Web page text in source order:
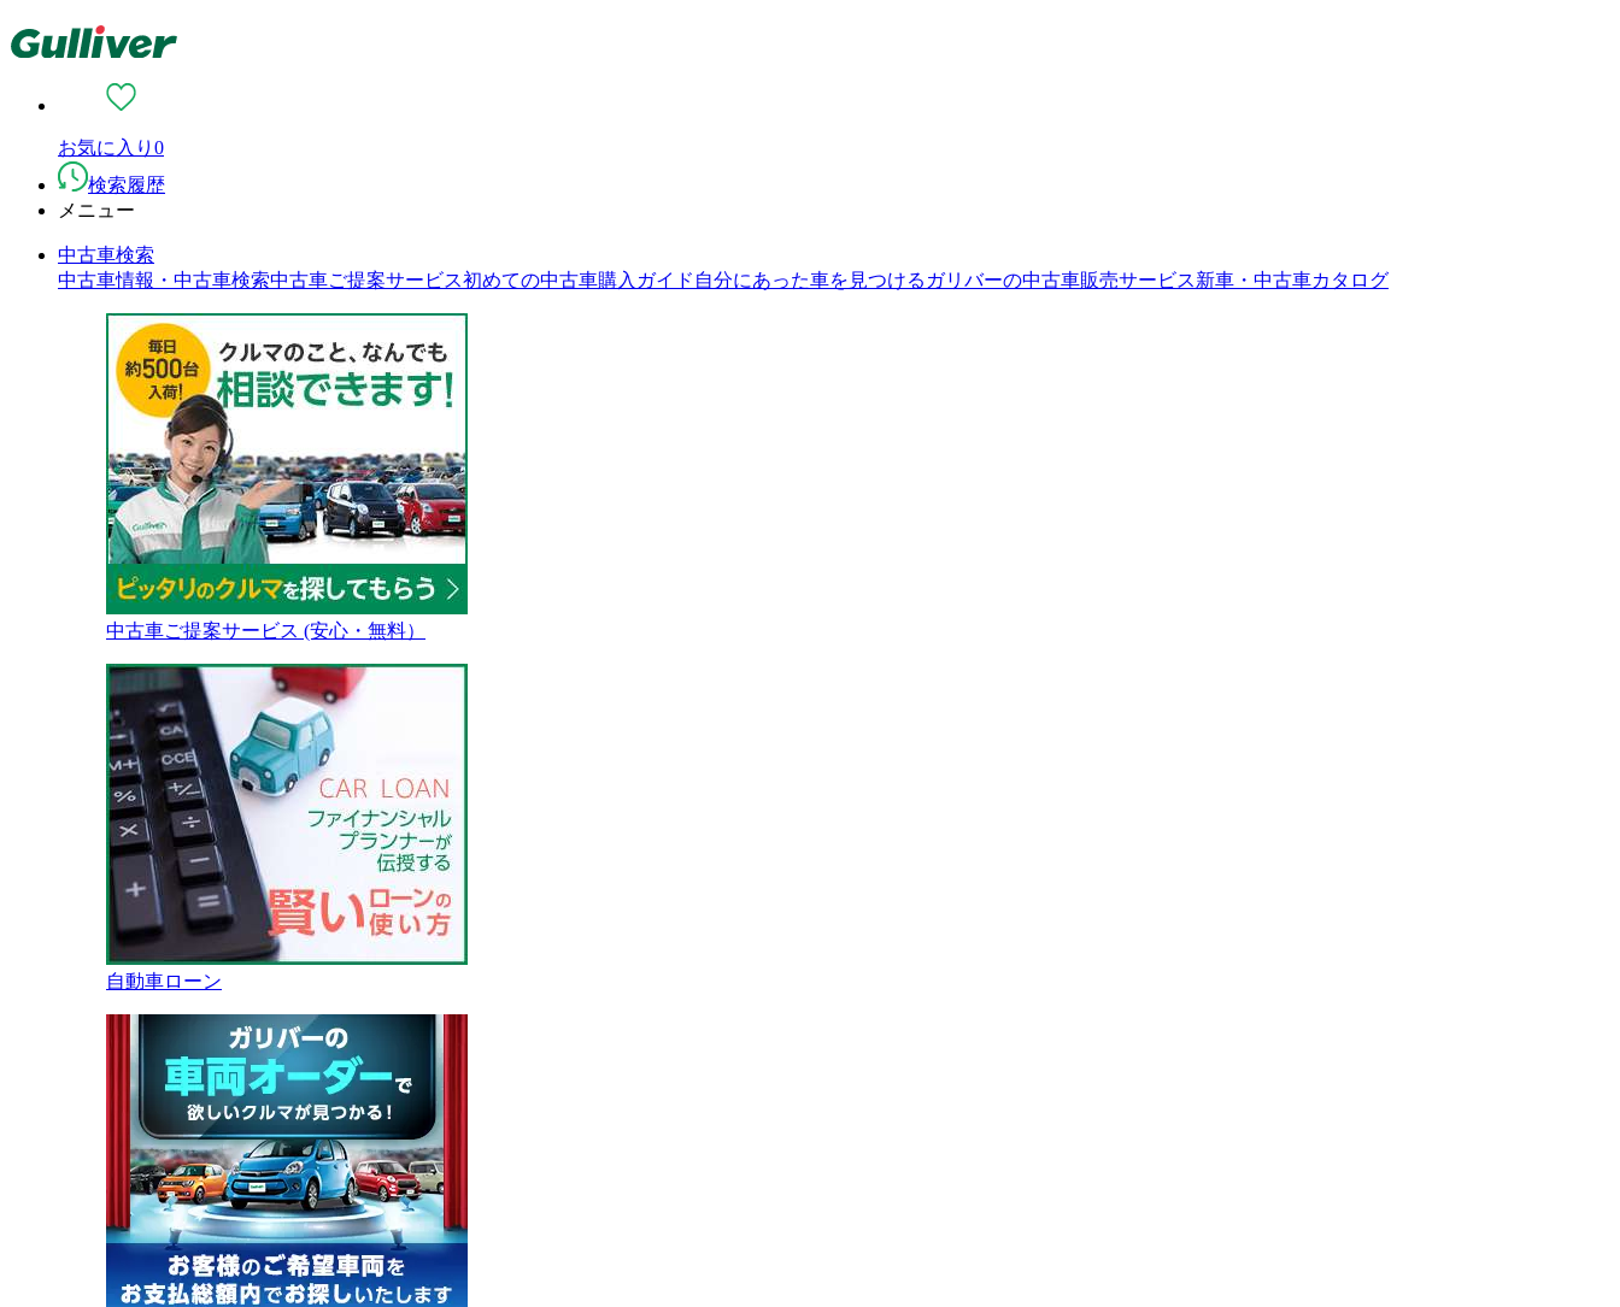
お気に入り 0
検索履歴
メニュー
中古車検索
中古車情報・中古車検索中古車ご提案サービス初めての中古車購入ガイド 自分にあった車を見つける ガリバーの中古車販売サービス新車・中古車カタログ
中古車ご提案サービス (安心・無料）
自動車ローン